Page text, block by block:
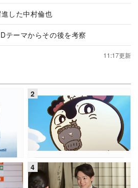
した中村倫也
テーマからその後を考察
11:17更新